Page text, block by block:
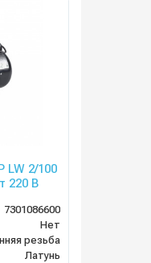
2/100
220 В
7301086600
Нет
резьба
Латунь